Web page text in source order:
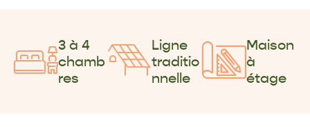
3 à 4
chamb
res
Ligne
traditio
nnelle
Maison
à
étage